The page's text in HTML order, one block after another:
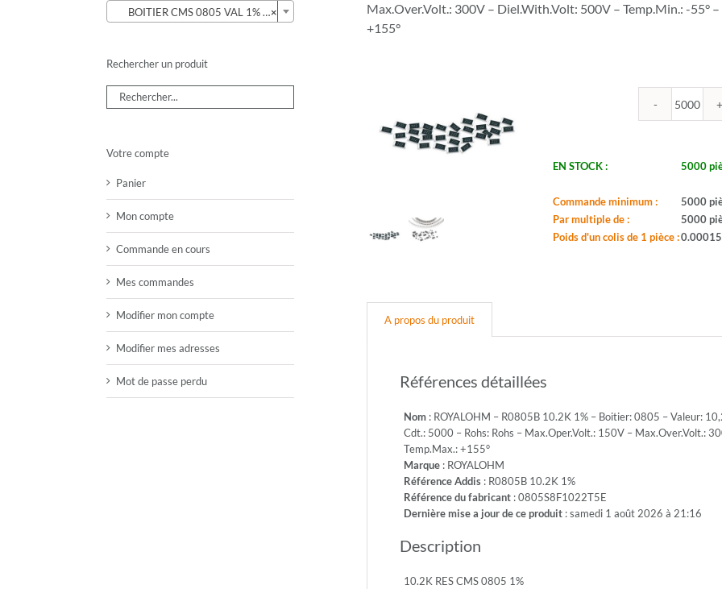
Max.Over.Volt.: 300V – Diel.With.Volt: 500V – Temp.Min.: -55° –
+155°
-
1%
-
Boitier:
Tol.:
S
-
5000
EN STOCK : 5000
Commande minimum :
5000
Par multiple de :
5000
Poids d'un colis de 1 pièce :
A propos du produit
Références détaillées
Nom : ROYALOHM – R0805B 10.2K 1% – Boitier: 0805 – Valeur:
Cdt.: 5000 – Rohs: Rohs – Max.Oper.Volt.: 150V – Max.Over.Volt.:
Temp.Max.: +155°
Marque : ROYALOHM
Référence Addis : R0805B 10.2K 1%
Référence du fabricant : 0805S8F1022T5E
Dernière mise a jour de ce produit : samedi 1 août 2026 à 21:16
Description
10.2K RES CMS 0805 1%
×
BOITIER CMS 0805 VAL 1% (424)
Rechercher un produit
Votre compte
Panier
Mon compte
Commande en cours
Mes commandes
Modifier mon compte
Modifier mes adresses
Mot de passe perdu